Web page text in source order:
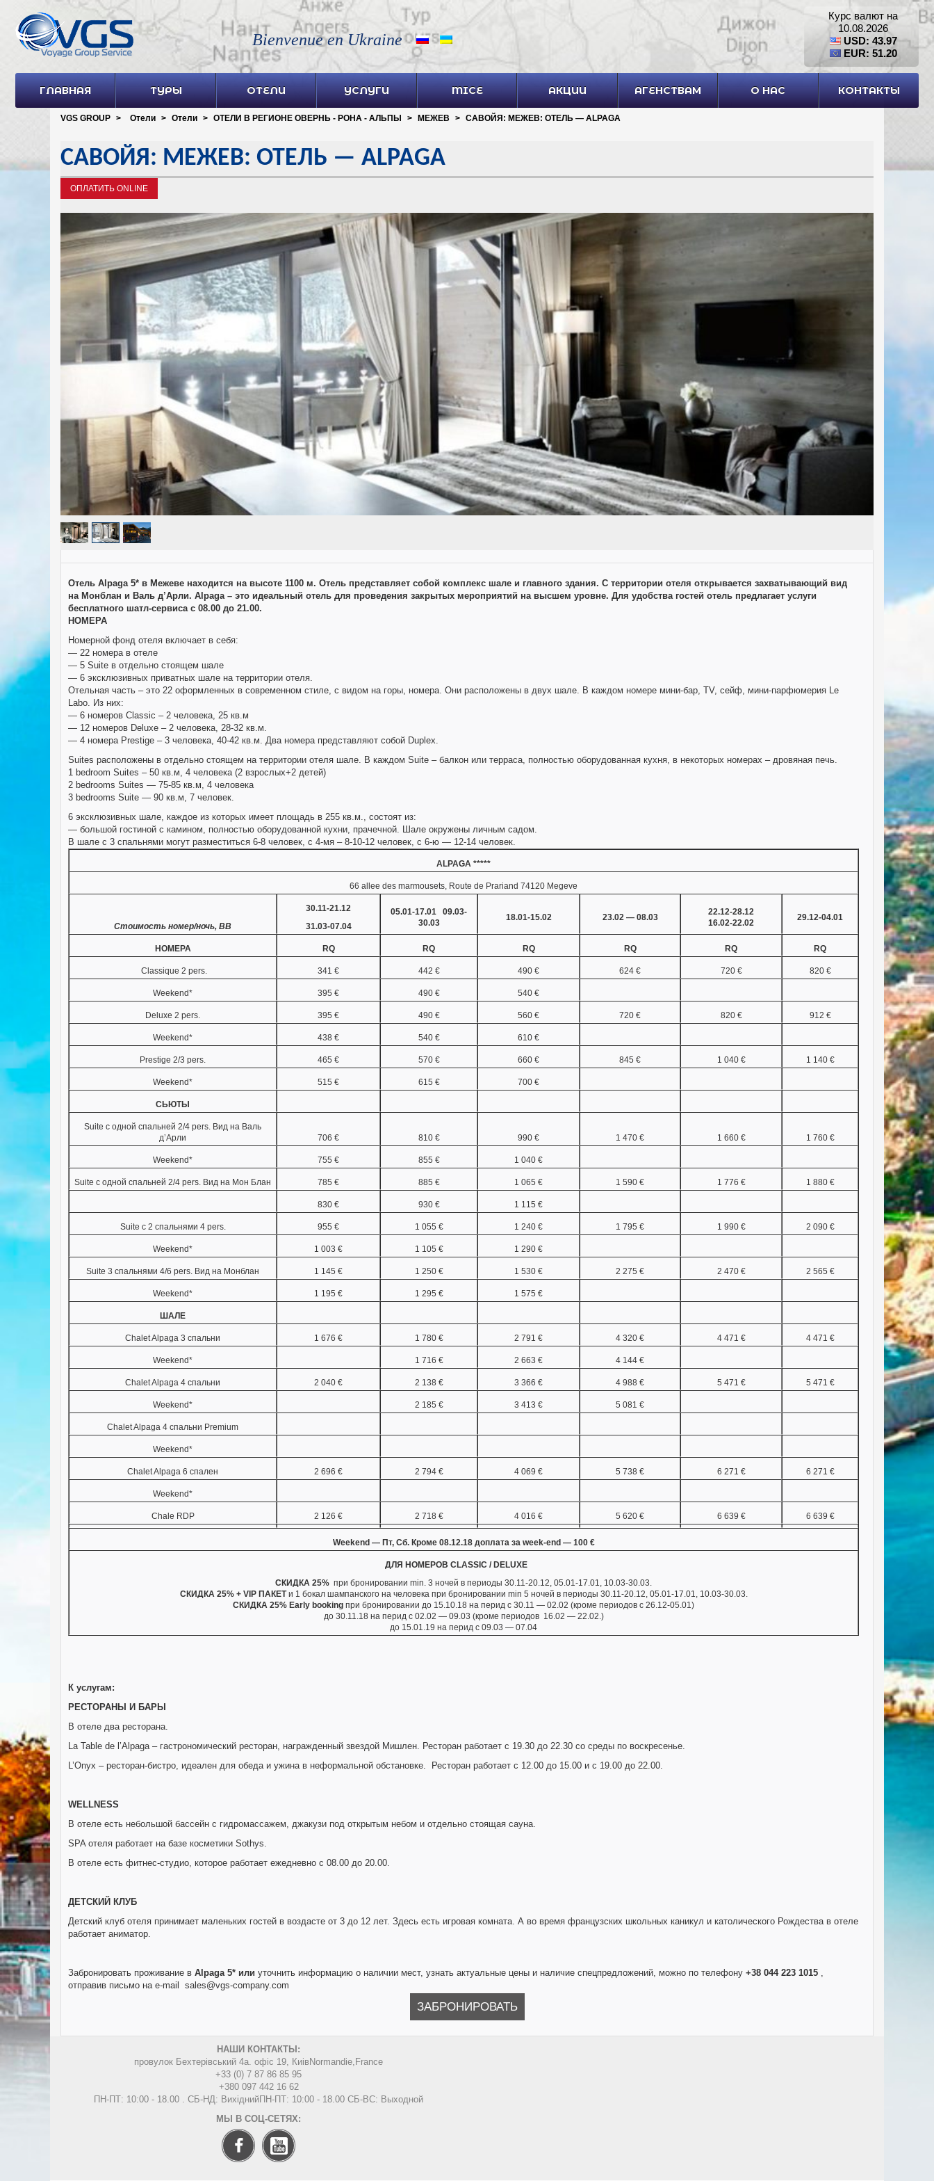
Bienvenue en Ukraine
Курс валют на
10.08.2026
USD: 43.97
EUR: 51.20
ГЛАВНАЯ ТУРЫ ОТЕЛИ УСЛУГИ MICE АКЦИИ АГЕНСТВАМ О НАС КОНТАКТЫ
VGS GROUP > Отели > Отели > ОТЕЛИ В РЕГИОНЕ ОВЕРНЬ - РОНА - АЛЬПЫ > МЕЖЕВ > САВОЙЯ: МЕЖЕВ: ОТЕЛЬ — ALPAGA
САВОЙЯ: МЕЖЕВ: ОТЕЛЬ — ALPAGA
ОПЛАТИТЬ ONLINE
Отель Alpaga 5* в Межеве находится на высоте 1100 м. Отель представляет собой комплекс шале и главного здания. С территории отеля открывается захватывающий вид
на Монблан и Валь д’Арли. Alpaga – это идеальный отель для проведения закрытых мероприятий на высшем уровне. Для удобства гостей отель предлагает услуги
бесплатного шатл-сервиса с 08.00 до 21.00.
НОМЕРА
Номерной фонд отеля включает в себя:
— 22 номера в отеле
— 5 Suite в отдельно стоящем шале
— 6 эксклюзивных приватных шале на территории отеля.
Отельная часть – это 22 оформленных в современном стиле, с видом на горы, номера. Они расположены в двух шале. В каждом номере мини-бар, TV, сейф, мини-парфюмерия Le
Labo. Из них:
— 6 номеров Classic – 2 человека, 25 кв.м
— 12 номеров Deluxe – 2 человека, 28-32 кв.м.
— 4 номера Prestige – 3 человека, 40-42 кв.м. Два номера представляют собой Duplex.
Suites расположены в отдельно стоящем на территории отеля шале. В каждом Suite – балкон или терраса, полностью оборудованная кухня, в некоторых номерах – дровяная печь.
1 bedroom Suites – 50 кв.м, 4 человека (2 взрослых+2 детей)
2 bedrooms Suites — 75-85 кв.м, 4 человека
3 bedrooms Suite — 90 кв.м, 7 человек.
6 эксклюзивных шале, каждое из которых имеет площадь в 255 кв.м., состоят из:
— большой гостиной с камином, полностью оборудованной кухни, прачечной. Шале окружены личным садом.
В шале с 3 спальнями могут разместиться 6-8 человек, с 4-мя – 8-10-12 человек, с 6-ю — 12-14 человек.
ALPAGA *****
66 allee des marmousets, Route de Prariand 74120 Megeve
Стоимость номер/ночь, ВВ
30.11-21.12
31.03-07.04
05.01-17.01 09.03-
30.03
18.01-15.02 23.02 — 08.03
22.12-28.12
16.02-22.02
29.12-04.01
НОМЕРА RQ RQ RQ RQ RQ RQ
Classique 2 pers. 341 € 442 € 490 € 624 € 720 € 820 €
Weekend* 395 € 490 € 540 €
Deluxe 2 pers. 395 € 490 € 560 € 720 € 820 € 912 €
Weekend* 438 € 540 € 610 €
Prestige 2/3 pers. 465 € 570 € 660 € 845 € 1 040 € 1 140 €
Weekend* 515 € 615 € 700 €
СЬЮТЫ
Suite с одной спальней 2/4 pers. Вид на Валь
д’Арли
706 € 810 € 990 € 1 470 € 1 660 € 1 760 €
Weekend* 755 € 855 € 1 040 €
Suite с одной спальней 2/4 pers. Вид на Мон Блан 785 € 885 € 1 065 € 1 590 € 1 776 € 1 880 €
830 € 930 € 1 115 €
Suite с 2 спальнями 4 pers. 955 € 1 055 € 1 240 € 1 795 € 1 990 € 2 090 €
Weekend* 1 003 € 1 105 € 1 290 €
Suite 3 спальнями 4/6 pers. Вид на Монблан 1 145 € 1 250 € 1 530 € 2 275 € 2 470 € 2 565 €
Weekend* 1 195 € 1 295 € 1 575 €
ШАЛЕ
Chalet Alpaga 3 спальни 1 676 € 1 780 € 2 791 € 4 320 € 4 471 € 4 471 €
Weekend* 1 716 € 2 663 € 4 144 €
Chalet Alpaga 4 спальни 2 040 € 2 138 € 3 366 € 4 988 € 5 471 € 5 471 €
Weekend* 2 185 € 3 413 € 5 081 €
Chalet Alpaga 4 спальни Premium
Weekend*
Chalet Alpaga 6 спален 2 696 € 2 794 € 4 069 € 5 738 € 6 271 € 6 271 €
Weekend*
Chale RDP 2 126 € 2 718 € 4 016 € 5 620 € 6 639 € 6 639 €
Weekend — Пт, Сб. Кроме 08.12.18 доплата за week-end — 100 €
ДЛЯ НОМЕРОВ CLASSIC / DELUXE
СКИДКА 25% при бронировании min. 3 ночей в периоды 30.11-20.12, 05.01-17.01, 10.03-30.03.
СКИДКА 25% + VIP ПАКЕТи 1 бокал шампанского на человека при бронировании min 5 ночей в периоды 30.11-20.12, 05.01-17.01, 10.03-30.03.
СКИДКА 25% Early booking при бронировании до 15.10.18 на перид с 30.11 — 02.02 (кроме периодов с 26.12-05.01)
до 30.11.18 на перид с 02.02 — 09.03 (кроме периодов 16.02 — 22.02.)
до 15.01.19 на перид с 09.03 — 07.04
К услугам:
РЕСТОРАНЫ И БАРЫ
В отеле два ресторана.
La Table de l’Alpaga – гастрономический ресторан, награжденный звездой Мишлен. Ресторан работает с 19.30 до 22.30 со среды по воскресенье.
L’Onyx – ресторан-бистро, идеален для обеда и ужина в неформальной обстановке. Ресторан работает с 12.00 до 15.00 и с 19.00 до 22.00.
WELLNESS
В отеле есть небольшой бассейн с гидромассажем, джакузи под открытым небом и отдельно стоящая сауна.
SPA отеля работает на базе косметики Sothys.
В отеле есть фитнес-студио, которое работает ежедневно с 08.00 до 20.00.
ДЕТСКИЙ КЛУБ
Детский клуб отеля принимает маленьких гостей в воздасте от 3 до 12 лет. Здесь есть игровая комната. А во время французских школьных каникул и католического Рождества в отеле
работает аниматор.
Забронировать проживание в Alpaga 5* или уточнить информацию о наличии мест, узнать актуальные цены и наличие спецпредложений, можно по телефону +38 044 223 1015 ,
отправив письмо на e-mail sales@vgs-company.com
ЗАБРОНИРОВАТЬ
НАШИ КОНТАКТЫ:
провулок Бехтерівський 4а. офіс 19, КиівNormandie,France
+33 (0) 7 87 86 85 95
+380 097 442 16 62
ПН-ПТ: 10:00 - 18.00 . СБ-НД: ВихіднийПН-ПТ: 10:00 - 18.00 СБ-ВС: Выходной
МЫ В СОЦ-СЕТЯХ: